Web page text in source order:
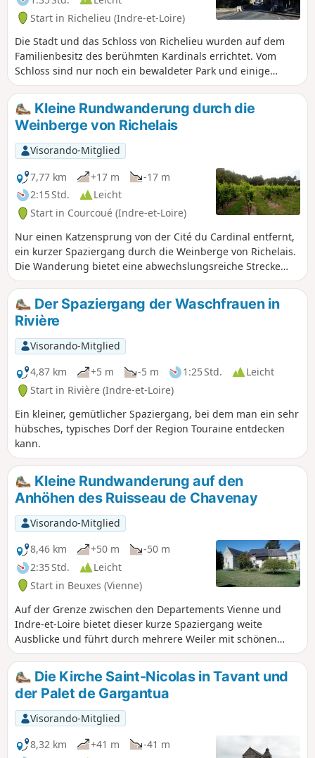
Start in Richelieu (Indre-et-Loire)
Die Stadt und das Schloss von Richelieu wurden auf dem
Familienbesitz des berühmten Kardinals errichtet. Vom
Schloss sind nur noch ein bewaldeter Park und einige
Pavillons erhalten. Die Stadt hingegen hat die
architektonischen Merkmale der ersten Hälfte des 17.
Jahrhunderts bewahrt. Dieser Spaziergang durch die Stadt
und den Park ermöglicht es, dieses reiche Kulturerbe zu
entdecken.
Kleine Rundwanderung durch die
Weinberge von Richelais
Visorando-Mitglied
7,77 km
+17 m
-17 m
2:15 Std.
Leicht
Start in Courcoué (Indre-et-Loire)
Nur einen Katzensprung von der Cité du Cardinal entfernt,
ein kurzer Spaziergang durch die Weinberge von Richelais.
Die Wanderung bietet eine abwechslungsreiche Strecke
zwischen den Weinbergen, durch den Wald oder über
Felder.Der Spaziergang der Waschfrauen in
Rivière
Visorando-Mitglied
4,87 km
+5 m -5 m 1:25 Std.
Leicht
Start in Rivière (Indre-et-Loire)
Ein kleiner, gemütlicher Spaziergang, bei dem man ein sehr
hübsches, typisches Dorf der Region Touraine entdecken
kann.
Kleine Rundwanderung auf den
Anhöhen des Ruisseau de Chavenay
Visorando-Mitglied
8,46 km
+50 m
-50 m
2:35 Std.
Leicht
Start in Beuxes (Vienne)
Auf der Grenze zwischen den Departements Vienne und
Indre-et-Loire bietet dieser kurze Spaziergang weite
Ausblicke und führt durch mehrere Weiler mit schönen
Häusern aus Tuffstein. Die Route wurde von der
Gemeindegemeinschaft „Communauté de Communes du
Loudunais“ konzipiert und ausgeschildert.
Die Kirche Saint-Nicolas in Tavant und
der Palet de Gargantua
Visorando-Mitglied
8,32 km
+41 m
-41 m